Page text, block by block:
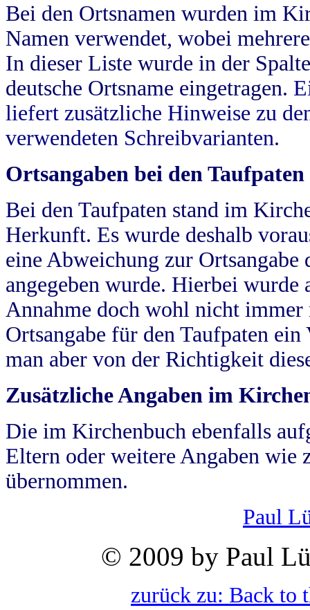
Bei den Ortsnamen wurden im
Namen verwendet, wobei
In dieser Liste wurde in der
deutsche Ortsname eingetragen.
liefert zusätzliche Hinweise zu
verwendeten Schreibvarianten.
Ortsangaben bei den Taufpaten
Bei den Taufpaten stand im
Herkunft. Es wurde deshalb
eine Abweichung zur
angegeben wurde. Hierbei wurde
Annahme doch wohl nicht
Ortsangabe für den Taufpaten
man aber von der Richtigkeit
Zusätzliche Angaben im
Die im Kirchenbuch ebenfalls
Eltern oder weitere Angaben wie
übernommen.
Paul
© 2009 by Paul
zurück zu: Back to